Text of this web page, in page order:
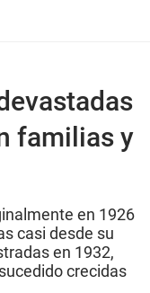
familias y
en 1926
casi desde su
en 1932,
crecidas